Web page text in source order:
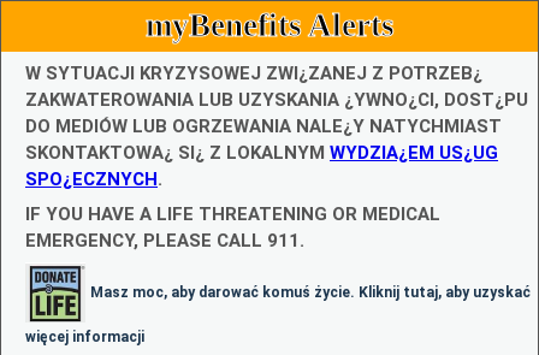
myBenefits Alerts
W SYTUACJI KRYZYSOWEJ ZWI¿ZANEJ Z POTRZEB¿
ZAKWATEROWANIA LUB UZYSKANIA ¿YWNO¿CI, DOST¿PU
DO MEDIÓW LUB OGRZEWANIA NALE¿Y NATYCHMIAST
SKONTAKTOWA¿ SI¿ Z LOKALNYM WYDZIA¿EM US¿UG
SPO¿ECZNYCH.
IF YOU HAVE A LIFE THREATENING OR MEDICAL
EMERGENCY, PLEASE CALL 911.
Masz moc, aby darować komuś życie. Kliknij tutaj, aby uzyskać
więcej informacji